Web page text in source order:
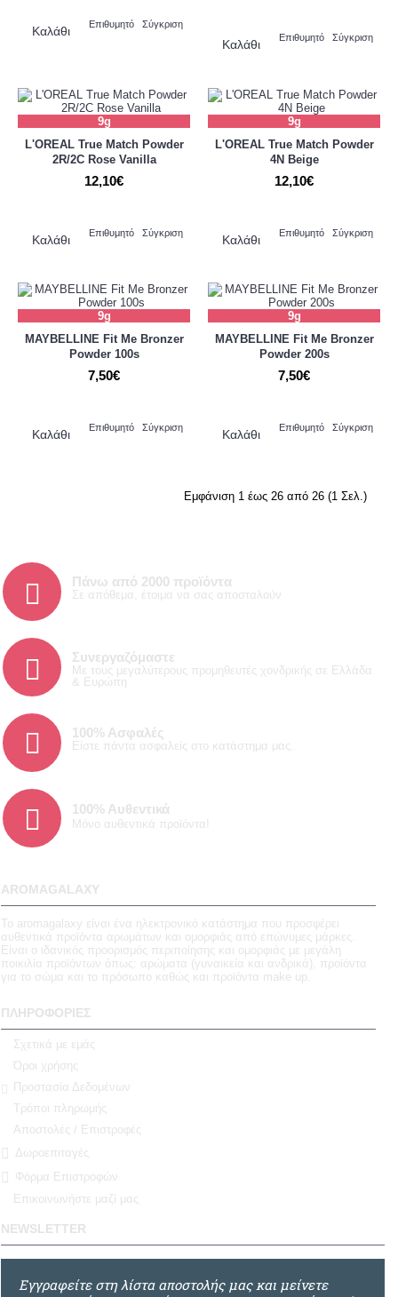
Καλάθι Επιθυμητό Σύγκριση
Καλάθι Επιθυμητό Σύγκριση
9g
L'OREAL True Match Powder
2R/2C Rose Vanilla
12,10€
Καλάθι Επιθυμητό Σύγκριση
9g
L'OREAL True Match Powder
4N Beige
12,10€
Καλάθι Επιθυμητό Σύγκριση
9g
MAYBELLINE Fit Me Bronzer
Powder 100s
7,50€
Καλάθι Επιθυμητό Σύγκριση
9g
MAYBELLINE Fit Me Bronzer
Powder 200s
7,50€
Καλάθι Επιθυμητό Σύγκριση
Εμφάνιση 1 έως 26 από 26 (1 Σελ.)
Πάνω από 2000 προϊόντα
Σε απόθεμα, έτοιμα να σας αποσταλούν
Συνεργαζόμαστε
Με τους μεγαλύτερους προμηθευτές χονδρικής σε Ελλάδα
& Ευρώπη
100% Ασφαλές
Είστε πάντα ασφαλείς στο κατάστημα μας.
100% Αυθεντικά
Μόνο αυθεντικά προϊόντα!
AROMAGALAXY
Το aromagalaxy είναι ένα ηλεκτρονικό κατάστημα που προσφέρει
αυθεντικά προϊόντα αρωμάτων και ομορφιάς από επώνυμες μάρκες.
Είναι ο ιδανικός προορισμός περιποίησης και ομορφιάς με μεγάλη
ποικιλία προϊόντων όπως: αρώματα (γυναικεία και ανδρικά), προϊόντα
για το σώμα και το πρόσωπο καθώς και προϊόντα make up.
ΠΛΗΡΟΦΟΡΊΕΣ
Σχετικά με εμάς
Όροι χρήσης
Προστασία Δεδομένων
Τρόποι πληρωμής
Αποστολές / Επιστροφές
Δωροεπιταγές
Φόρμα Επιστροφών
Επικοινωνήστε μαζί μας
NEWSLETTER
Εγγραφείτε στη λίστα αποστολής μας και μείνετε